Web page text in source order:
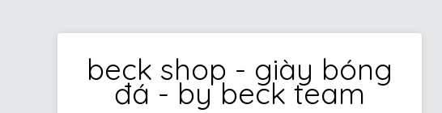
beck shop - giày bóng
đá - by beck team